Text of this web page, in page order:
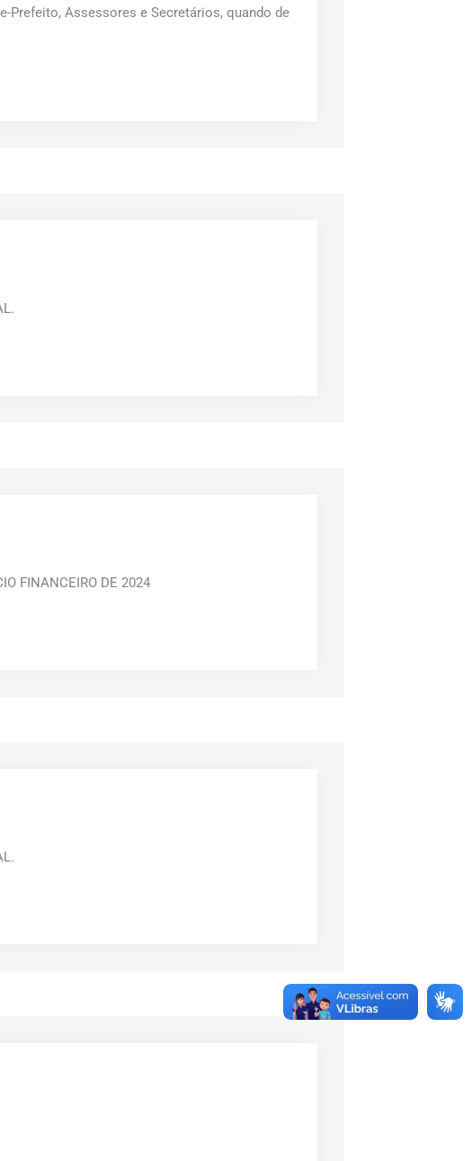
Prefeito, Assessores e Secretários, quando de
FINANCEIRO DE 2024